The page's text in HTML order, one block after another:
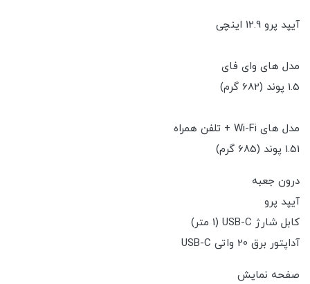
آیپد پرو 12.9 اینچی
مدل های وای فای
1.5 پوند (682 گرم)
مدل های Wi-Fi + تلفن همراه
1.51 پوند (685 گرم)
درون جعبه
آیپد پرو
کابل شارژ USB-C (1 متر)
آداپتور برق 20 واتی USB-C
صفحه نمایش